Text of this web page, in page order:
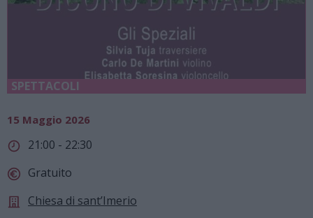
SPETTACOLI
15 Maggio 2026
21:00 - 22:30
Gratuito
Chiesa di sant’Imerio